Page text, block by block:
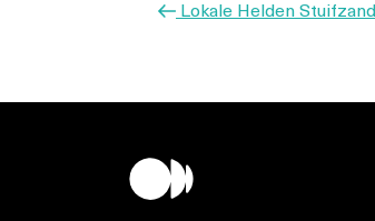
VorigLokale Helden Stuifzand